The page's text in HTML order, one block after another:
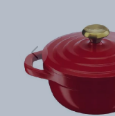
Audio
Tecnología